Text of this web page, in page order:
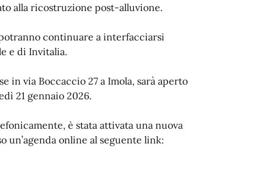
alla ricostruzione post-alluvione.
continuare a interfacciarsi
e di Invitalia.
in via Boccaccio 27 a Imola, sarà aperto
21 gennaio 2026.
è stata attivata una nuova
online al seguente link: